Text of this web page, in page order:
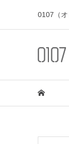
0107（